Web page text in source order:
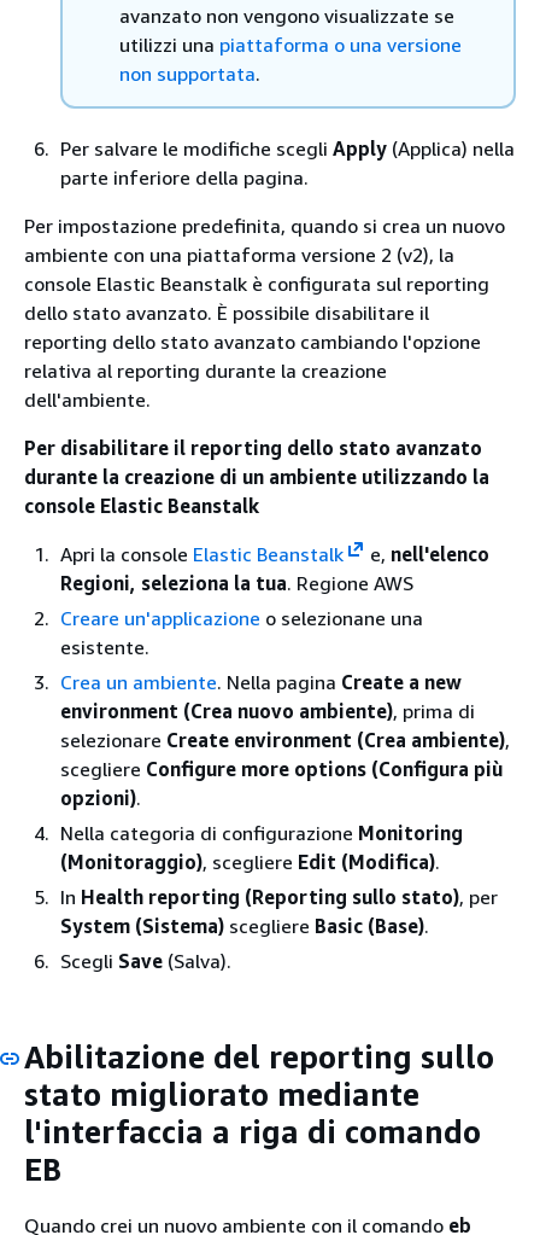
avanzato non vengono visualizzate se
utilizzi una piattaforma o una versione
non supportata.
Per salvare le modifiche scegli Apply (Applica) nella
parte inferiore della pagina.
Per impostazione predefinita, quando si crea un nuovo
ambiente con una piattaforma versione 2 (v2), la
console Elastic Beanstalk è configurata sul reporting
dello stato avanzato. È possibile disabilitare il
reporting dello stato avanzato cambiando l'opzione
relativa al reporting durante la creazione
dell'ambiente.
Per disabilitare il reporting dello stato avanzato
durante la creazione di un ambiente utilizzando la
console Elastic Beanstalk
Apri la console Elastic Beanstalk e, nell'elenco
Regioni, seleziona la tua. Regione AWS
Creare un'applicazione o selezionane una
esistente.
Crea un ambiente. Nella pagina Create a new
environment (Crea nuovo ambiente), prima di
selezionare Create environment (Crea ambiente),
scegliere Configure more options (Configura più
opzioni).
Nella categoria di configurazione Monitoring
(Monitoraggio), scegliere Edit (Modifica).
In Health reporting (Reporting sullo stato), per
System (Sistema) scegliere Basic (Base).
Scegli Save (Salva).
Abilitazione del reporting sullo
stato migliorato mediante
l'interfaccia a riga di comando
EB
Quando crei un nuovo ambiente con il comando eb